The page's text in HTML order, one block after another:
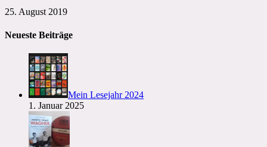
25. August 2019
Neueste Beiträge
Mein Lesejahr 2024
1. Januar 2025